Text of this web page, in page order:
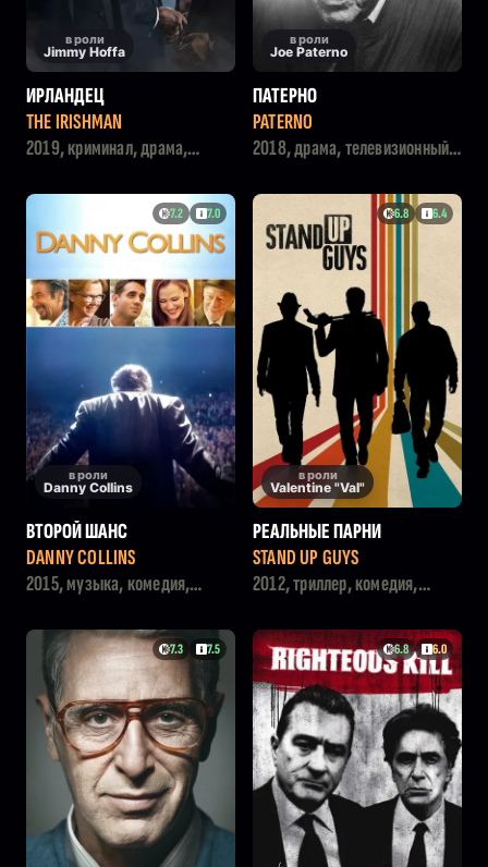
в роли
Jimmy Hoffa
ИРЛАНДЕЦ
THE IRISHMAN
2019, криминал, драма,
в роли
Joe Paterno
ПАТЕРНО
PATERNO
2018, драма, телевизионный
7.2 7.0
в роли
Danny Collins
ВТОРОЙ ШАНС
DANNY COLLINS
2015, музыка, комедия,
6.8 6.4
в роли
Valentine "Val"
РЕАЛЬНЫЕ ПАРНИ
STAND UP GUYS
2012, триллер, комедия,
7.3 7.5 6.8 6.0